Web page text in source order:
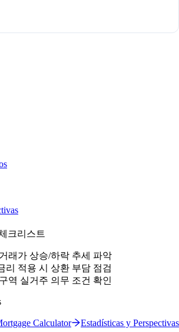
크리스트
래가 상승/하락 추세 파악
리 적용 시 상환 부담 점검
역 실거주 의무 조건 확인
Calculator Estadísticas y Perspectivas